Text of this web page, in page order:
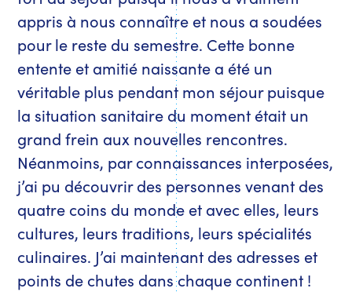
appris à nous connaître et nous a soudées
pour le reste du semestre. Cette bonne
entente et amitié naissante a été un
véritable plus pendant mon séjour puisque
la situation sanitaire du moment était un
grand frein aux nouvelles rencontres.
Néanmoins, par connaissances interposées,
j’ai pu découvrir des personnes venant des
quatre coins du monde et avec elles, leurs
cultures, leurs traditions, leurs spécialités
culinaires. J’ai maintenant des adresses et
points de chutes dans chaque continent !